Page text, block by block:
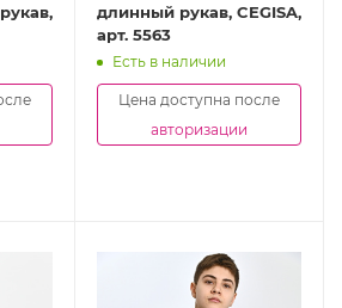
длинный рукав, CEGISA,
арт. 5563
Есть в наличии
Цена доступна после
авторизации